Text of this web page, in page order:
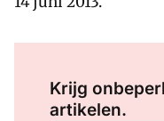
Krijg
artikelen.